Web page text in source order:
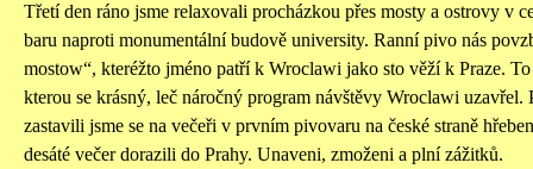
Třetí den ráno jsme relaxovali procházkou přes mosty a ostrovy v
baru naproti monumentální budově university. Ranní pivo nás
mostow“, kteréžto jméno patří k Wroclawi jako sto věží k Praze.
kterou se krásný, leč náročný program návštěvy Wroclawi uzavřel.
zastavili jsme se na večeři v prvním pivovaru na české straně
desáté večer dorazili do Prahy. Unaveni, zmoženi a plní zážitků.